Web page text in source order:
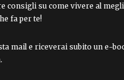
consigli su come vivere al
fa per te!
mail e riceverai subito un e-